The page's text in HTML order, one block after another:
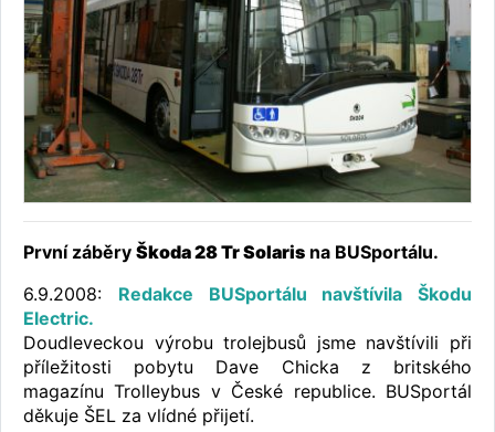
První záběry Škoda 28 Tr Solaris na BUSportálu.
6.9.2008: Redakce BUSportálu navštívila Škodu
Electric.
Doudleveckou výrobu trolejbusů jsme navštívili při
příležitosti pobytu Dave Chicka z britského
magazínu Trolleybus v České republice. BUSportál
děkuje ŠEL za vlídné přijetí.